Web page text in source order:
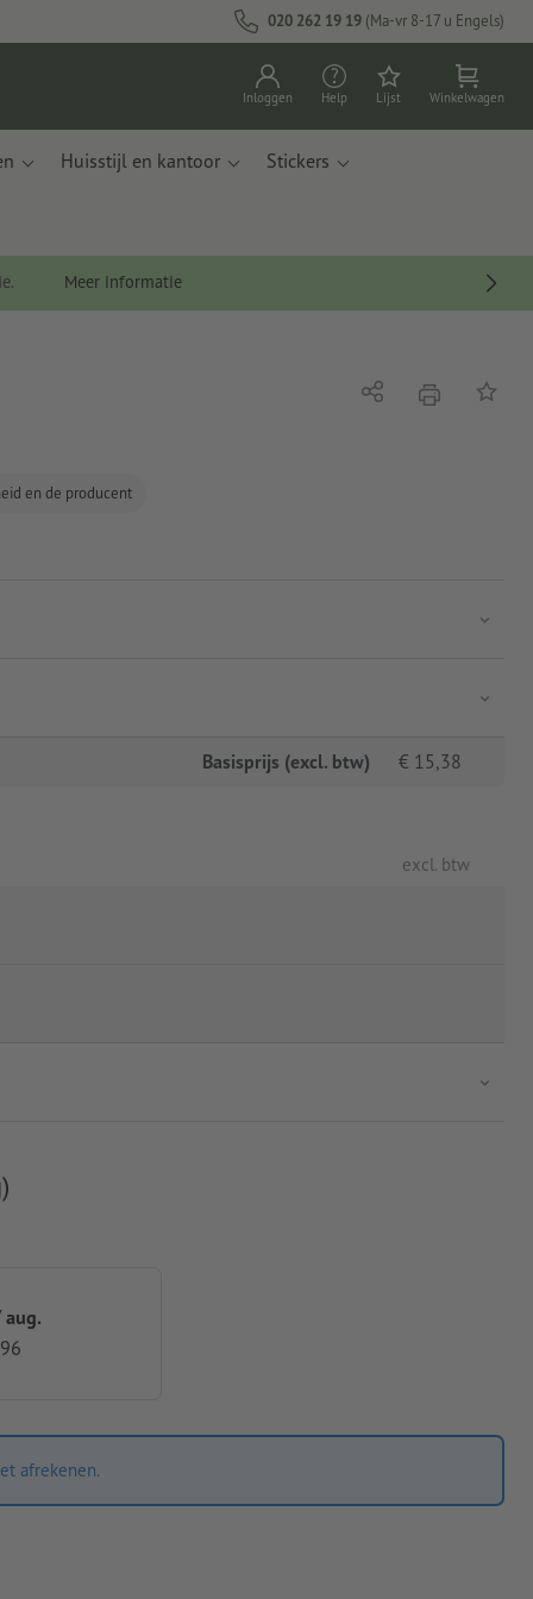
020 262 19 19 (Ma-vr 8-17 u Engels)
Inloggen Help Lijst Winkelwagen
Huisstijl en kantoor Stickers
Meer informatie
en de producent
Delen afdrukkenOp de
Basisprijs (excl. btw) € 15,38
excl. btw
aug.
afrekenen.